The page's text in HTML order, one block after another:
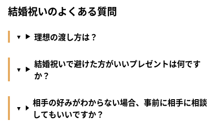
結婚祝いのよくある質問
理想の渡し方は？
結婚祝いで避けた方がいいプレゼントは何です
か？
相手の好みがわからない場合、事前に相手に相談
してもいいですか？